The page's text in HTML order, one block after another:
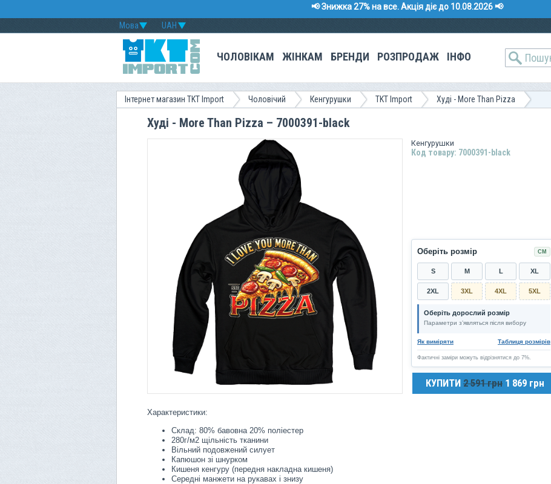
📢 Знижка 27% на все. Акція діє до 10.08.2026 📢
UAH
Мова
ЧОЛОВІКАМ ЖІНКАМ БРЕНДИ РОЗПРОДАЖ ІНФО
Інтернет магазин TKT Import Чоловічий Кенгурушки TKT Import Худі - More Than Pizza
Худі - More Than Pizza – 7000391-black
Кенгурушки
Код товару: 7000391-black
Оберіть розмір СМ
S M L XL
2XL 3XL 4XL 5XL
Оберіть дорослий розмір
Параметри з’являться після вибору
Як виміряти Таблиця розмірів
Фактичні заміри можуть відрізнятися до 7%.
КУПИТИ 2 591 грн 1 869 грн
Характеристики:
Склад: 80% бавовна 20% поліестер
280г/м2 щільність тканини
Вільний подовжений силует
Капюшон зі шнурком
Кишеня кенгуру (передня накладна кишеня)
Середні манжети на рукавах і знизу